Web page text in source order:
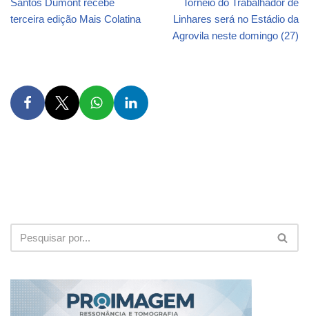
Santos Dumont recebe
terceira edição Mais Colatina
Torneio do Trabalhador de
Linhares será no Estádio da
Agrovila neste domingo (27)